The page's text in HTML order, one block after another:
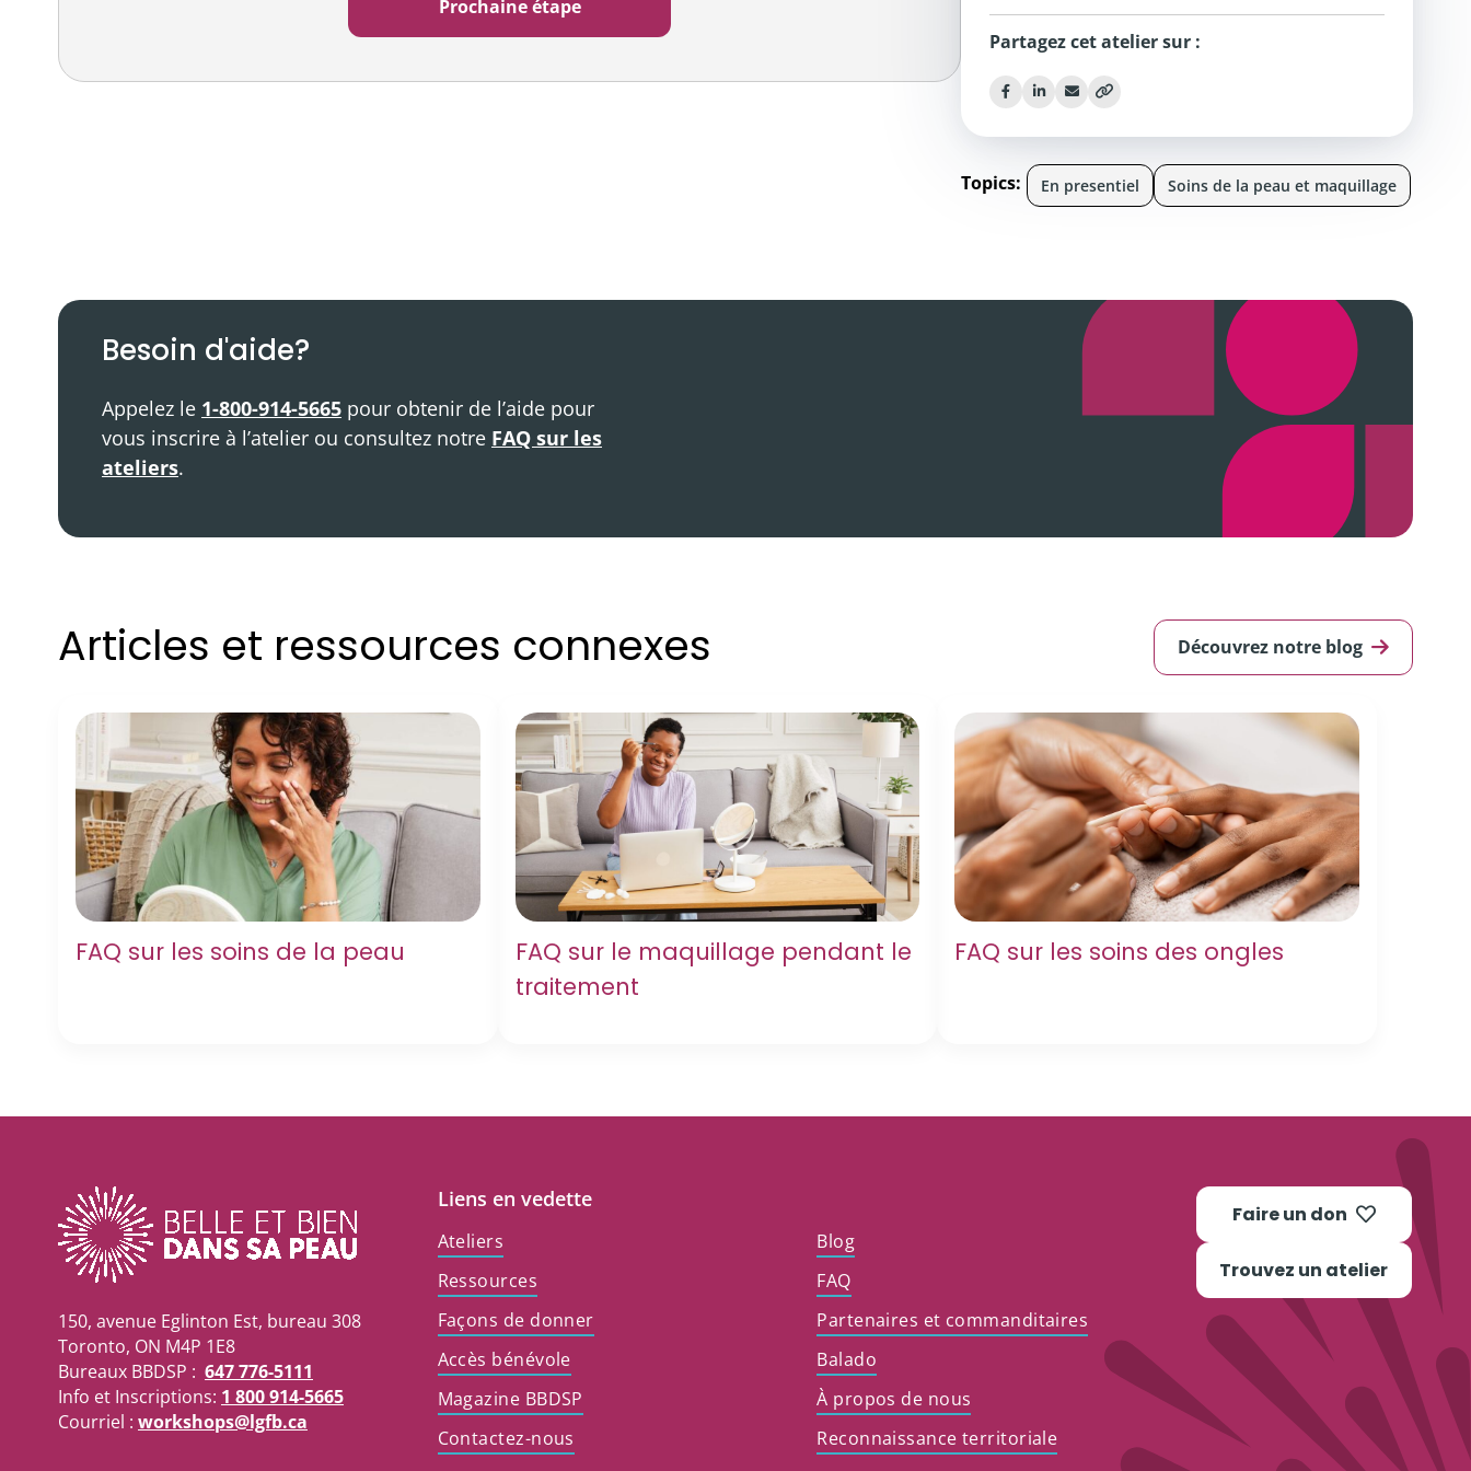
Partagez cet atelier sur :
Topics: En presentiel Soins de la peau et maquillage
Besoin d'aide?
Appelez le 1-800-914-5665 pour obtenir de l’aide pour
vous inscrire à l’atelier ou consultez notre FAQ sur les
ateliers.
Articles et ressources connexes Découvrez notre blog
FAQ sur les soins de la peau
FAQ sur le maquillage pendant le
traitement
FAQ sur les soins des ongles
150, avenue Eglinton Est, bureau 308
Toronto, ON M4P 1E8
Bureaux BBDSP : 647 776-5111
Info et Inscriptions: 1 800 914-5665
Courriel : workshops@lgfb.ca
Liens en vedette
Ateliers
Blog
Ressources
FAQ
Façons de donner
Partenaires et commanditaires
Accès bénévole
Balado
Magazine BBDSP
À propos de nous
Contactez-nous
Reconnaissance territoriale
Faire un don
Trouvez un atelier